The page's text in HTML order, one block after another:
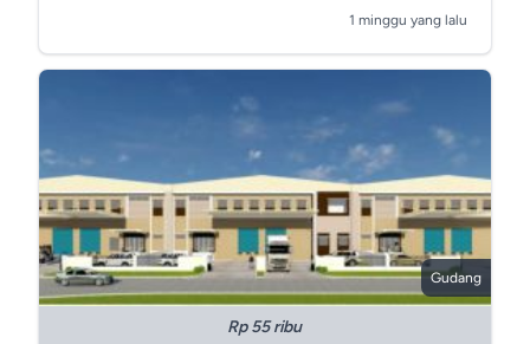
1 minggu yang lalu
Gudang
Rp 55 ribu